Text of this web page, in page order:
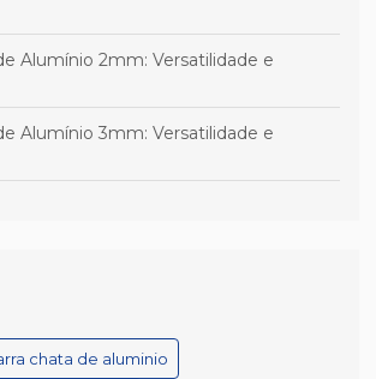
Alumínio 2mm: Versatilidade e
Alumínio 3mm: Versatilidade e
e duráveis
chata de aluminio